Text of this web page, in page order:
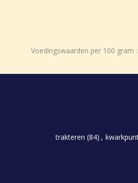
Voedingswaarden per 100 gram
trakteren (84) ,